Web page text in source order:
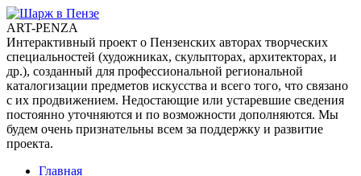
ART-PENZA
Интерактивный проект о Пензенских авторах творческих
специальностей (художниках, скульпторах, архитекторах, и
др.), созданный для профессиональной региональной
каталогизации предметов искусства и всего того, что связано
с их продвижением. Недостающие или устаревшие сведения
постоянно уточняются и по возможности дополняются. Мы
будем очень признательны всем за поддержку и развитие
проекта.
Главная